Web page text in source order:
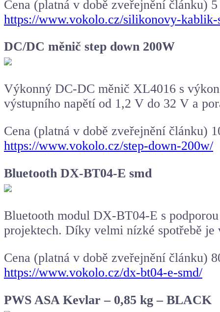
Cena (platná v době zveřejnění článku)
https://www.vokolo.cz/silikonovy-
DC/DC měnič step down 200W
Výkonný DC-DC měnič XL4016 s
výstupního napětí od 1,2 V do 32 V a
Cena (platná v době zveřejnění článku)
https://www.vokolo.cz/step-down-200w/
Bluetooth DX-BT04-E smd
Bluetooth modul DX-BT04-E s
projektech. Díky velmi nízké spotřebě
Cena (platná v době zveřejnění článku)
https://www.vokolo.cz/dx-bt04-e-smd/
PWS ASA Kevlar – 0,85 kg – BLACK